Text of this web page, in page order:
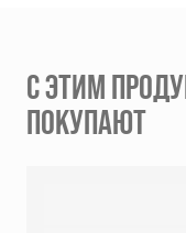
С ЭТИМ
ПОКУПАЮТ